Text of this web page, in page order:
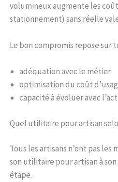
volumineux augmente les
stationnement) sans réelle
Le bon compromis repose sur
adéquation avec le métier
optimisation du coût
capacité à évoluer avec
Quel utilitaire pour artisan
Tous les artisans n’ont pas les
son utilitaire pour artisan à
étape.